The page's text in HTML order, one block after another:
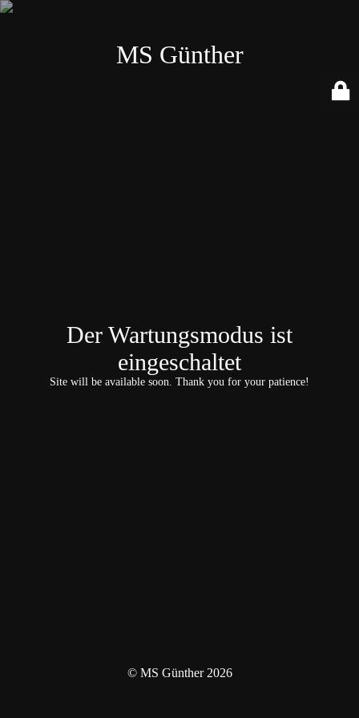
MS Günther
Der Wartungsmodus ist
eingeschaltet
Site will be available soon. Thank you for your patience!
© MS Günther 2026